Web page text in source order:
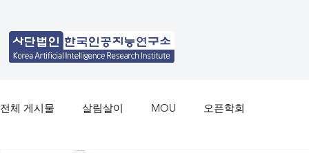
전체 게시물 살림살이 MOU 오픈학회